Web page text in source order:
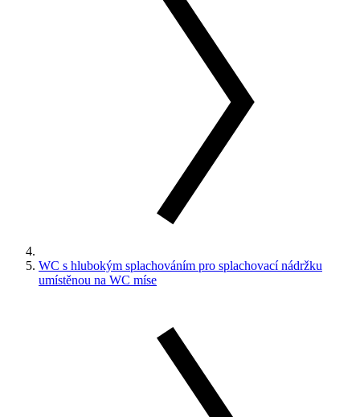
WC s hlubokým splachováním pro splachovací nádržku
umístěnou na WC míse